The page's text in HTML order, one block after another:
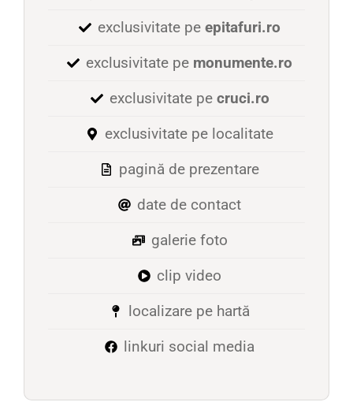
exclusivitate pe epitafuri.ro
exclusivitate pe monumente.ro
exclusivitate pe cruci.ro
exclusivitate pe localitate
pagină de prezentare
date de contact
galerie foto
clip video
localizare pe hartă
linkuri social media